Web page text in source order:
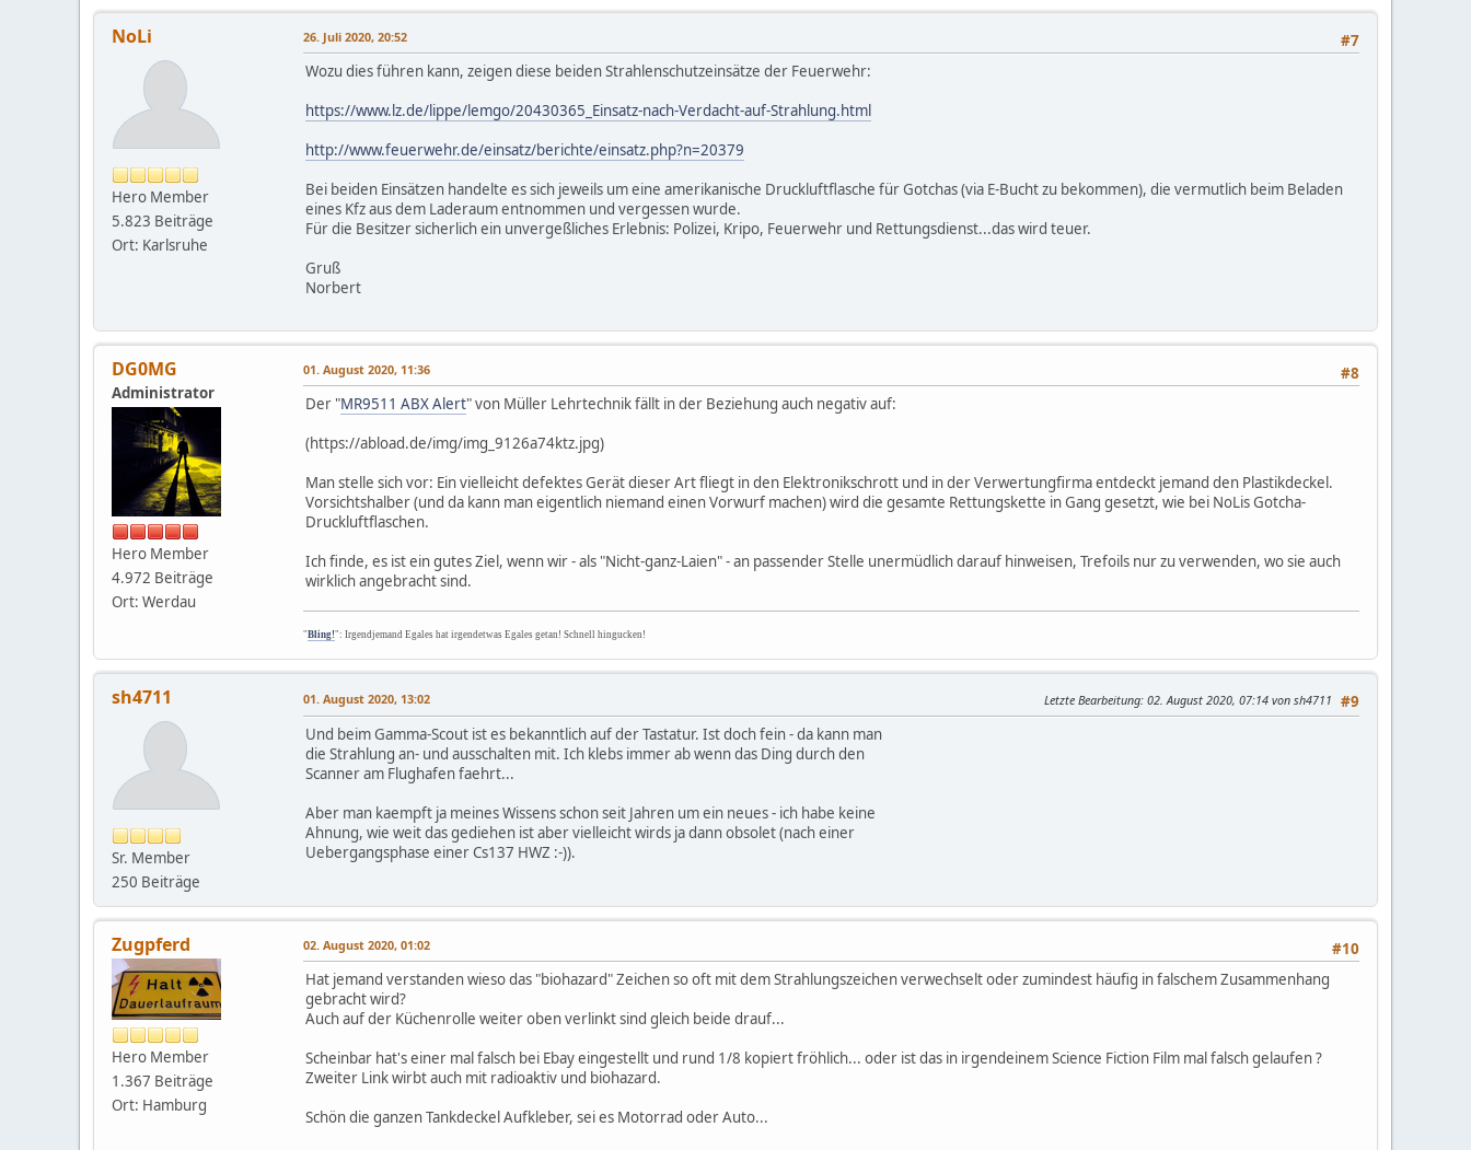
NoLi
Hero Member
5.823 Beiträge
Ort: Karlsruhe
#7
26. Juli 2020, 20:52
Wozu dies führen kann, zeigen diese beiden Strahlenschutzeinsätze der Feuerwehr:
https://www.lz.de/lippe/lemgo/20430365_Einsatz-nach-Verdacht-auf-Strahlung.html
http://www.feuerwehr.de/einsatz/berichte/einsatz.php?n=20379
Bei beiden Einsätzen handelte es sich jeweils um eine amerikanische Druckluftflasche für Gotchas (via E-Bucht zu bekommen), die vermutlich beim Beladen
eines Kfz aus dem Laderaum entnommen und vergessen wurde.
Für die Besitzer sicherlich ein unvergeßliches Erlebnis: Polizei, Kripo, Feuerwehr und Rettungsdienst...das wird teuer.
Gruß
Norbert
DG0MG
Administrator
Hero Member
4.972 Beiträge
Ort: Werdau
#8
01. August 2020, 11:36
Der "MR9511 ABX Alert" von Müller Lehrtechnik fällt in der Beziehung auch negativ auf:
(https://abload.de/img/img_9126a74ktz.jpg)
Man stelle sich vor: Ein vielleicht defektes Gerät dieser Art fliegt in den Elektronikschrott und in der Verwertungfirma entdeckt jemand den Plastikdeckel.
Vorsichtshalber (und da kann man eigentlich niemand einen Vorwurf machen) wird die gesamte Rettungskette in Gang gesetzt, wie bei NoLis Gotcha-
Druckluftflaschen.
Ich finde, es ist ein gutes Ziel, wenn wir - als "Nicht-ganz-Laien" - an passender Stelle unermüdlich darauf hinweisen, Trefoils nur zu verwenden, wo sie auch
wirklich angebracht sind.
"Bling!": Irgendjemand Egales hat irgendetwas Egales getan! Schnell hingucken!
sh4711
Sr. Member
250 Beiträge
#9
01. August 2020, 13:02 Letzte Bearbeitung: 02. August 2020, 07:14 von sh4711
Und beim Gamma-Scout ist es bekanntlich auf der Tastatur. Ist doch fein - da kann man
die Strahlung an- und ausschalten mit. Ich klebs immer ab wenn das Ding durch den
Scanner am Flughafen faehrt...
Aber man kaempft ja meines Wissens schon seit Jahren um ein neues - ich habe keine
Ahnung, wie weit das gediehen ist aber vielleicht wirds ja dann obsolet (nach einer
Uebergangsphase einer Cs137 HWZ :-)).
Zugpferd
Hero Member
1.367 Beiträge
Ort: Hamburg
#10
02. August 2020, 01:02
Hat jemand verstanden wieso das "biohazard" Zeichen so oft mit dem Strahlungszeichen verwechselt oder zumindest häufig in falschem Zusammenhang
gebracht wird?
Auch auf der Küchenrolle weiter oben verlinkt sind gleich beide drauf...
Scheinbar hat's einer mal falsch bei Ebay eingestellt und rund 1/8 kopiert fröhlich... oder ist das in irgendeinem Science Fiction Film mal falsch gelaufen ?
Zweiter Link wirbt auch mit radioaktiv und biohazard.
Schön die ganzen Tankdeckel Aufkleber, sei es Motorrad oder Auto...